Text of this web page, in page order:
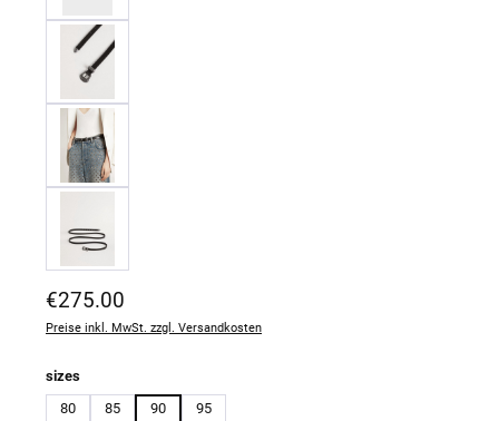
Regulärer Preis:
€275.00
Preise inkl. MwSt. zzgl. Versandkosten
sizesauswählen
80
85 90 95